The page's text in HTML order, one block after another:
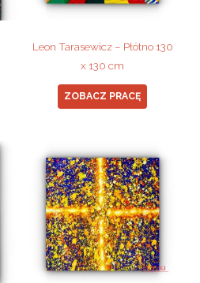
Leon Tarasewicz – Płótno 130
x 130 cm
ZOBACZ PRACĘ